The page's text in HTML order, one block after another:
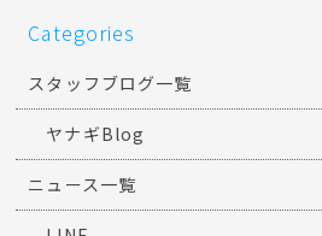
Categories
スタッフブログ一覧
ヤナギBlog
ニュース一覧